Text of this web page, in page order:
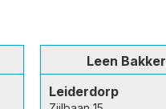
Leen Bakker
Leiderdorp